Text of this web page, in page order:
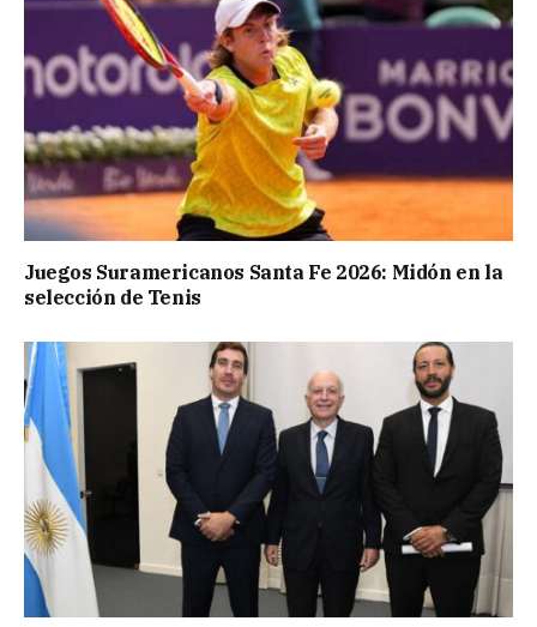
Juegos Suramericanos Santa Fe 2026: Midón en la
selección de Tenis